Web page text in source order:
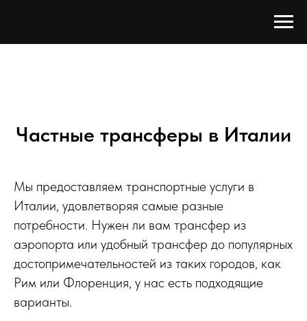
Частные трансферы в Италии
Мы предоставляем транспортные услуги в
Италии, удовлетворяя самые разные
потребности. Нужен ли вам трансфер из
аэропорта или удобный трансфер до популярных
достопримечательностей из таких городов, как
Рим или Флоренция, у нас есть подходящие
варианты.